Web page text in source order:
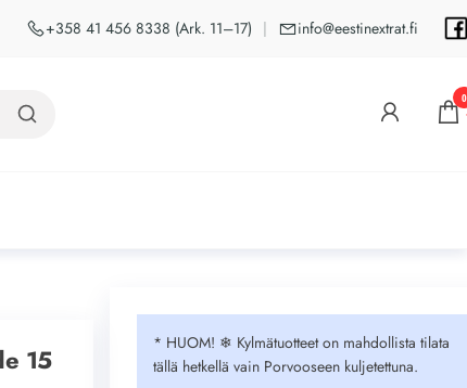
+358 41 456 8338 (Ark. 11–17) | info@eestinextrat.fi
0
15
* HUOM! ❄︎ Kylmätuotteet on mahdollista tilata
tällä hetkellä vain Porvooseen kuljetettuna.